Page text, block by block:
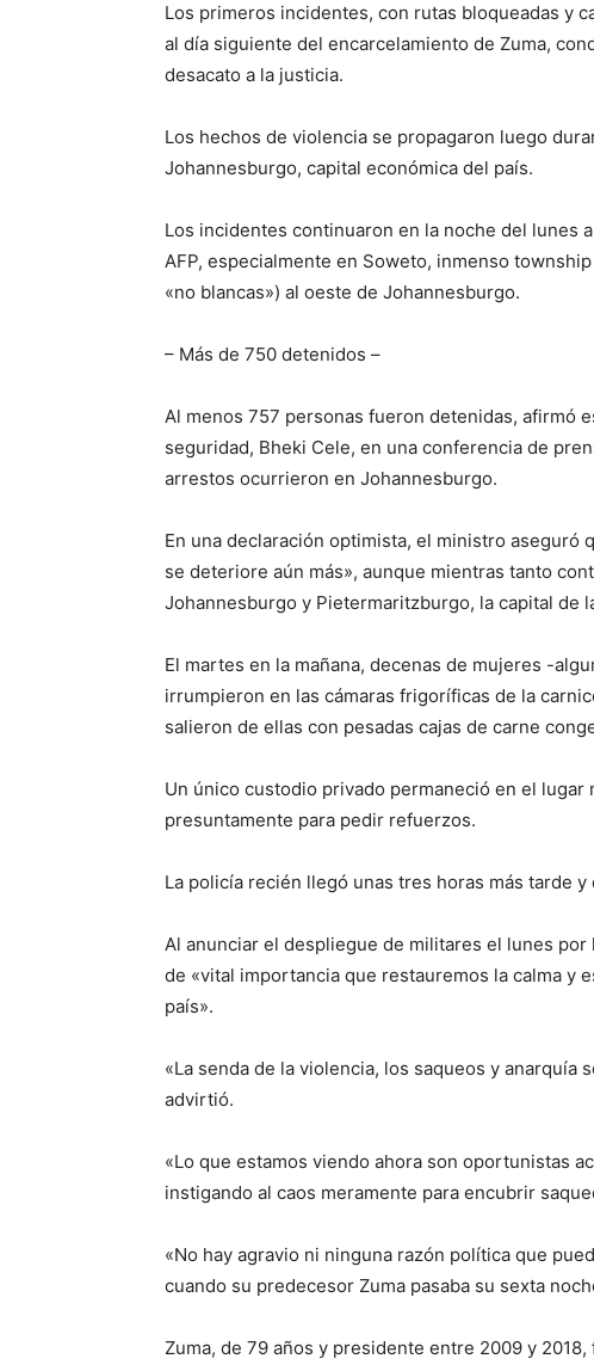
Los primeros incidentes, con rutas bloqueadas y
al día siguiente del encarcelamiento de Zuma,
desacato a la justicia.
Los hechos de violencia se propagaron luego
Johannesburgo, capital económica del país.
Los incidentes continuaron en la noche del lunes
AFP, especialmente en Soweto, inmenso
«no blancas») al oeste de Johannesburgo.
– Más de 750 detenidos –
Al menos 757 personas fueron detenidas, afirmó
seguridad, Bheki Cele, en una conferencia de
arrestos ocurrieron en Johannesburgo.
En una declaración optimista, el ministro aseguró
se deteriore aún más», aunque mientras tanto
Johannesburgo y Pietermaritzburgo, la capital de
El martes en la mañana, decenas de mujeres -
irrumpieron en las cámaras frigoríficas de la
salieron de ellas con pesadas cajas de carne
Un único custodio privado permaneció en el
presuntamente para pedir refuerzos.
La policía recién llegó unas tres horas más tarde y
Al anunciar el despliegue de militares el lunes
de «vital importancia que restauremos la calma y
país».
«La senda de la violencia, los saqueos y anarquía
advirtió.
«Lo que estamos viendo ahora son oportunistas
instigando al caos meramente para encubrir
«No hay agravio ni ninguna razón política que
cuando su predecesor Zuma pasaba su sexta
Zuma, de 79 años y presidente entre 2009 y